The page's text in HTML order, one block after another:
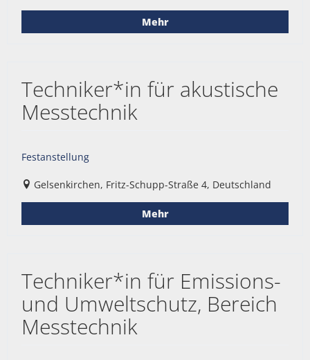
Mehr
Techniker*in für akustische
Messtechnik
Festanstellung
Gelsenkirchen, Fritz-Schupp-Straße 4, Deutschland
Mehr
Techniker*in für Emissions-
und Umweltschutz, Bereich
Messtechnik